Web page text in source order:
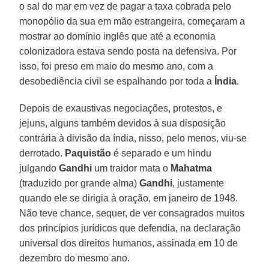
o sal do mar em vez de pagar a taxa cobrada pelo
monopólio da sua em mão estrangeira, começaram a
mostrar ao domínio inglês que até a economia
colonizadora estava sendo posta na defensiva. Por
isso, foi preso em maio do mesmo ano, com a
desobediência civil se espalhando por toda a Índia.
Depois de exaustivas negociações, protestos, e
jejuns, alguns também devidos à sua disposição
contrária à divisão da índia, nisso, pelo menos, viu-se
derrotado. Paquistão é separado e um hindu
julgandoGandhi um traidor mata o Mahatma
(traduzido por grande alma)Gandhi, justamente
quando ele se dirigia à oração, em janeiro de 1948.
Não teve chance, sequer, de ver consagrados muitos
dos princípios jurídicos que defendia, na declaração
universal dos direitos humanos, assinada em 10 de
dezembro do mesmo ano.